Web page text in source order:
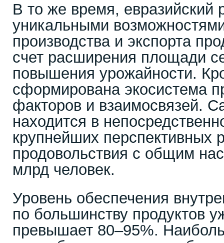
В то же время, евразийский
уникальными
производства и экспорта
счет расширения площади
повышения урожайности.
сформирована экосистема
факторов и взаимосвязей.
находится в
крупнейших перспективных
продовольствия с общим
млрд человек.
Уровень обеспечения
по большинству продуктов
превышает 80–95%.